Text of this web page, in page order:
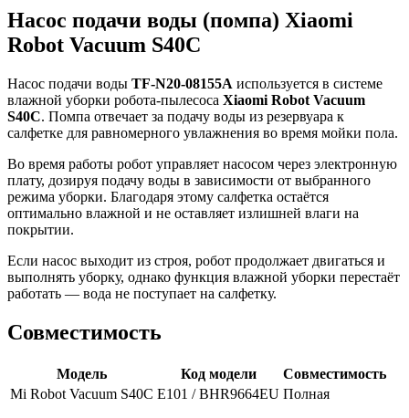
Насос подачи воды (помпа) Xiaomi
Robot Vacuum S40C
Насос подачи воды TF-N20-08155A используется в системе
влажной уборки робота-пылесоса Xiaomi Robot Vacuum
S40C. Помпа отвечает за подачу воды из резервуара к
салфетке для равномерного увлажнения во время мойки пола.
Во время работы робот управляет насосом через электронную
плату, дозируя подачу воды в зависимости от выбранного
режима уборки. Благодаря этому салфетка остаётся
оптимально влажной и не оставляет излишней влаги на
покрытии.
Если насос выходит из строя, робот продолжает двигаться и
выполнять уборку, однако функция влажной уборки перестаёт
работать — вода не поступает на салфетку.
Совместимость
Модель Код модели
Совместимость
Mi Robot Vacuum S40C E101 / BHR9664EU Полная